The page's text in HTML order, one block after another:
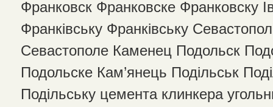
Франковск Франковске Франковску
Франківську Франківську
Севастополе Каменец Подольск
Подольске Кам’янець Подільськ
Подільську цемента клинкера